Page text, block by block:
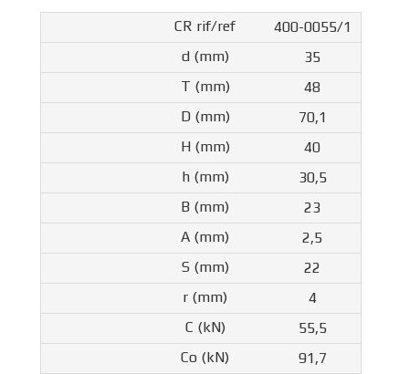
400-0055/1
35
48
70,1
40
30,5
23
2,5
22
4
55,5
91,7